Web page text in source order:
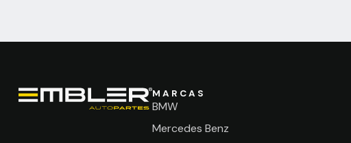
MARCAS
BMW
Mercedes Benz